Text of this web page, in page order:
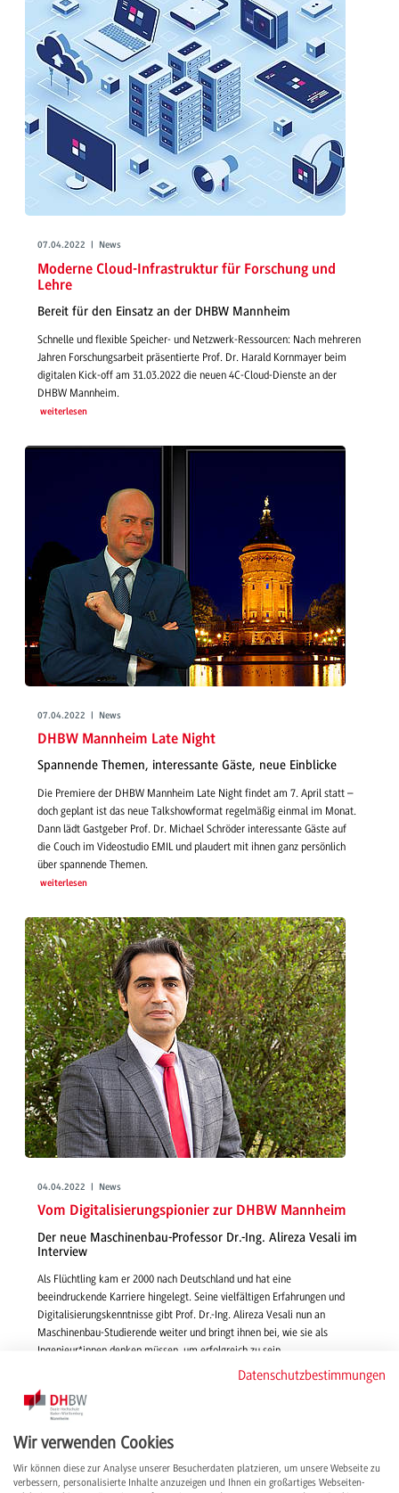
07.04.2022 | News
Moderne Cloud-Infrastruktur für Forschung und
Lehre
Bereit für den Einsatz an der DHBW Mannheim
Schnelle und flexible Speicher- und Netzwerk-Ressourcen: Nach mehreren
Jahren Forschungsarbeit präsentierte Prof. Dr. Harald Kornmayer beim
digitalen Kick-off am 31.03.2022 die neuen 4C-Cloud-Dienste an der
DHBW Mannheim.
weiterlesen
07.04.2022 | News
DHBW Mannheim Late Night
Spannende Themen, interessante Gäste, neue Einblicke
Die Premiere der DHBW Mannheim Late Night findet am 7. April statt –
doch geplant ist das neue Talkshowformat regelmäßig einmal im Monat.
Dann lädt Gastgeber Prof. Dr. Michael Schröder interessante Gäste auf
die Couch im Videostudio EMIL und plaudert mit ihnen ganz persönlich
über spannende Themen.
weiterlesen
04.04.2022 | News
Vom Digitalisierungspionier zur DHBW Mannheim
Der neue Maschinenbau-Professor Dr.-Ing. Alireza Vesali im
Interview
Als Flüchtling kam er 2000 nach Deutschland und hat eine
beeindruckende Karriere hingelegt. Seine vielfältigen Erfahrungen und
Digitalisierungskenntnisse gibt Prof. Dr.-Ing. Alireza Vesali nun an
Maschinenbau-Studierende weiter und bringt ihnen bei, wie sie als
Ingenieur*innen denken müssen, um erfolgreich zu sein.
Datenschutzbestimmungen
Wir verwenden Cookies
Wir können diese zur Analyse unserer Besucherdaten platzieren, um unsere Webseite zu
verbessern, personalisierte Inhalte anzuzeigen und Ihnen ein großartiges Webseiten-